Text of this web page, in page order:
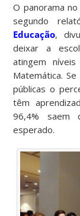
O panorama
segundo
Educação,
deixar a
atingem
Matemática.
públicas o
têm
96,4%
esperado.